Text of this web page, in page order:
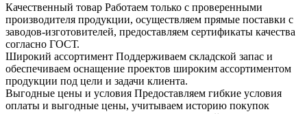
Качественный товар Работаем только с проверенными
производителя продукции, осуществляем прямые поставки с
заводов-изготовителей, предоставляем сертификаты качества
согласно ГОСТ.
Широкий ассортимент Поддерживаем складской запас и
обеспечиваем оснащение проектов широким ассортиментом
продукции под цели и задачи клиента.
Выгодные цены и условия Предоставляем гибкие условия
оплаты и выгодные цены, учитываем историю покупок